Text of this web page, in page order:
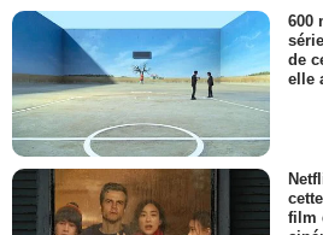
600
de
elle
film